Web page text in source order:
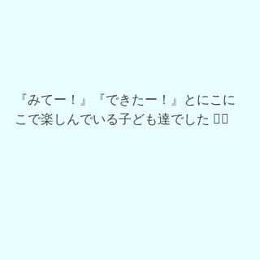
『みてー！』『できたー！』とにこに
こで楽しんでいる子ども達でした 👨‍❤️